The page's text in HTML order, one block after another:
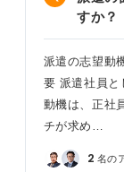
すか？
派遣の志望動
要 派遣社員と
動機は、正社
チが求め…
2 名の